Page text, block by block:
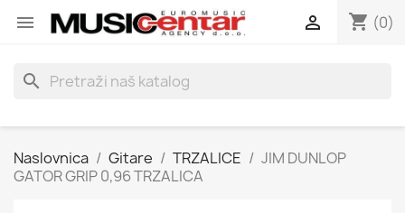
 shopping_cart (0)

search
Naslovnica Gitare TRZALICE
JIM DUNLOP
GATOR GRIP 0,96 TRZALICA